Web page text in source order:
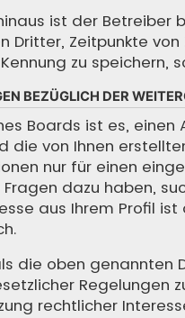
ist der Betreiber
Dritter, Zeitpunkte
zu speichern,
BEZÜGLICH DER
Boards ist es,
die von Ihnen
nur für einen
Fragen dazu haben,
aus Ihrem Profil
die oben genannten
Regelungen
rechtlicher